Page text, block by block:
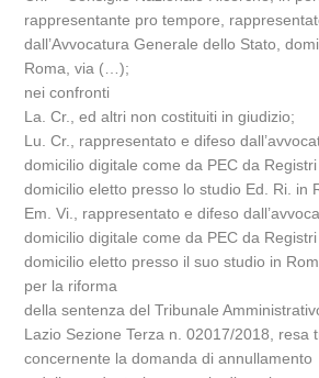
rappresentante pro tempore,
dall’Avvocatura Generale dello Stato,
Roma, via (…);
nei confronti
La. Cr., ed altri non costituiti in giudizio;
Lu. Cr., rappresentato e difeso
domicilio digitale come da PEC da
domicilio eletto presso lo studio Ed. Ri. in
Em. Vi., rappresentato e difeso
domicilio digitale come da PEC da
domicilio eletto presso il suo studio in
per la riforma
della sentenza del Tribunale
Lazio Sezione Terza n. 02017/2018, resa
concernente la domanda di annullamento